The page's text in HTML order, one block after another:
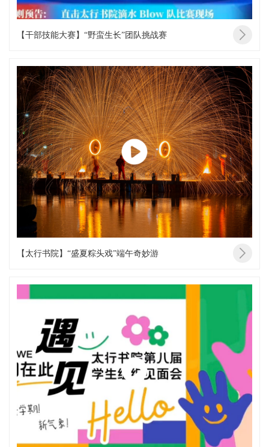
【干部技能大赛】“野蛮生长”团队挑战赛
【太行书院】“盛夏粽头戏”端午奇妙游